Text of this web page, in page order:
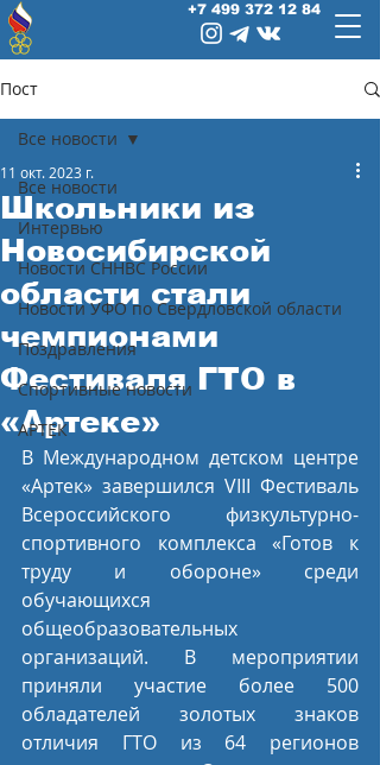
+7 499 372 12 84
Пост
Все новости
Интервью
Новости СННВС России
Новости УФО по Свердловской области
Поздравления
Спортивные новости
АРТЕК
Все новости
Школьники из
Новосибирской
области стали
чемпионами
Фестиваля ГТО в
«Артеке»
11 окт. 2023 г.
В Международном детском центре
«Артек» завершился VIII Фестиваль
Всероссийского физкультурно-
спортивного комплекса «Готов к
труду и обороне» среди
обучающихся
общеобразовательных
организаций. В мероприятии
приняли участие более 500
обладателей золотых знаков
отличия ГТО из 64 регионов